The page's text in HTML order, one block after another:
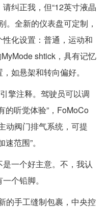
纠正我，但“12英寸液晶
。全新的仪表盘可定制，
化设置：普通，运动和
shtick，具有记忆
如悬架和转向偏好。
擎注释。驾驶员可以调
的听觉体验”，FoMoCo
动阀门排气系统，可提
范围”。
一个好主意。不，我认
个铅脚。
的手工缝制包裹，中央控